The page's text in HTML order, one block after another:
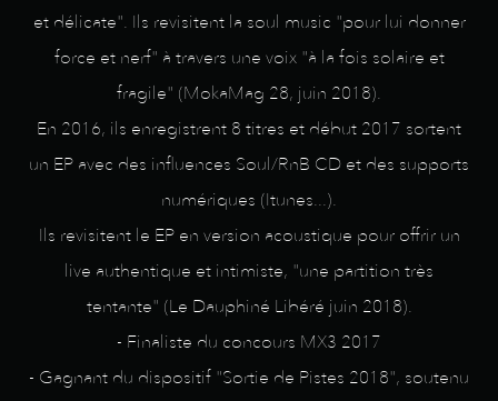
et délicate". Ils revisitent la soul music "pour lui donner
force et nerf" à travers une voix "à la fois solaire et
fragile" (MokaMag 28, juin 2018).
En 2016, ils enregistrent 8 titres et début 2017 sortent
un EP avec des influences Soul/RnB CD et des supports
numériques (Itunes...).
Ils revisitent le EP en version acoustique pour offrir un
live authentique et intimiste, "une partition très
tentante" (Le Dauphiné Libéré juin 2018).
- Finaliste du concours MX3 2017
- Gagnant du dispositif "Sortie de Pistes 2018", soutenu